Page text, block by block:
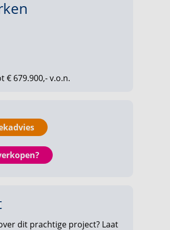
€ 679.900,- v.o.n.
dit prachtige project? Laat